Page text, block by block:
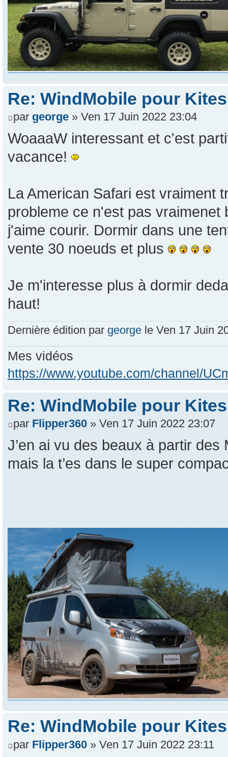
Re: WindMobile pour
par george » Ven 17 Juin 2022 23:04
WoaaaW interessant et c'est
vacance!
La American Safari est vraiment
probleme ce n'est pas
j'aime courir. Dormir dans une
vente 30 noeuds et plus
Je m'interesse plus à dormir
haut!
Dernière édition par george le Ven 17 Juin
Mes vidéos
https://www.youtube.com/channel/
Re: WindMobile pour
par Flipper360 » Ven 17 Juin 2022 23:07
J’en ai vu des beaux à partir
mais la t’es dans le super
Re: WindMobile pour
par Flipper360 » Ven 17 Juin 2022 23:11